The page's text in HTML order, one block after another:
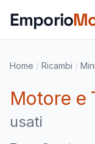
Emporio
Home / Ricambi / Mini
Motore e
usati